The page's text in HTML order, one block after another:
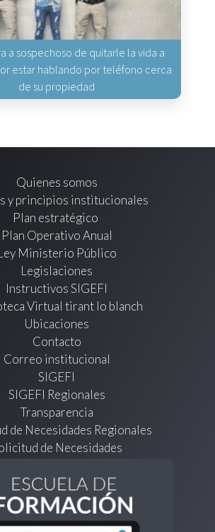
a sospechoso de quitarle la vida a
estar hablando por teléfono cerca
de su propiedad
Quienes somos
y principios institucionales
Plan estratégico
Plan Operativo Anual
Ministerio Público
Legislaciones
Instructivos SIGEFI
Virtual tirant lo blanch
Ubicaciones
Contacto
Correo institucional
SIGEFI
SIGEFI Regionales
Transparencia
de Necesidades Regionales
de Necesidades